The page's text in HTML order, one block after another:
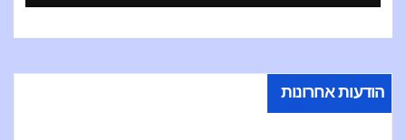
הודעות אחרונות